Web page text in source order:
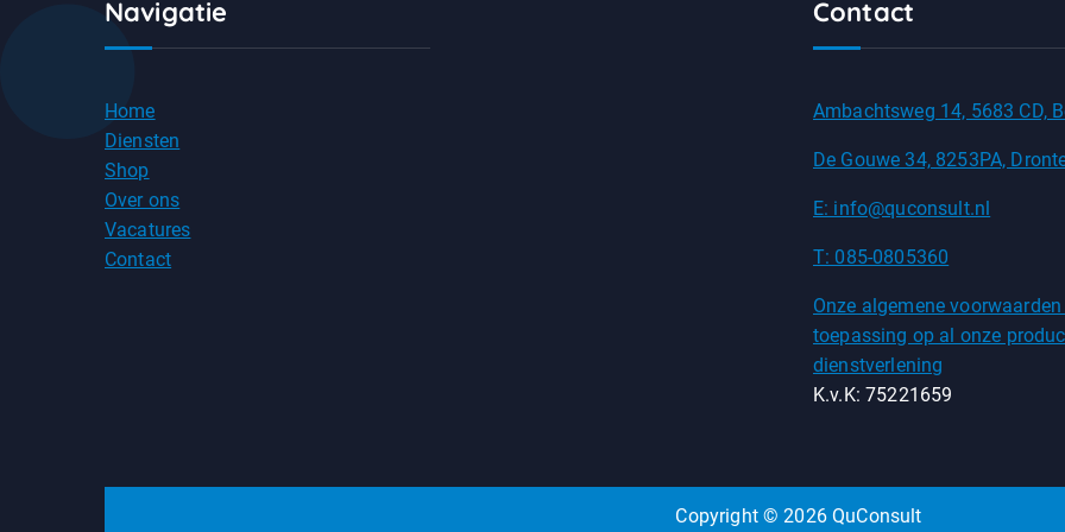
Navigatie
Home
Diensten
Shop
Over ons
Vacatures
Contact
Contact
Ambachtsweg 14, 5683 CD,
De Gouwe 34, 8253PA,
E: info@quconsult.nl
T: 085-0805360
Onze algemene voorwaarden
toepassing op al onze
dienstverlening
K.v.K: 75221659
Copyright © 2026 QuConsult